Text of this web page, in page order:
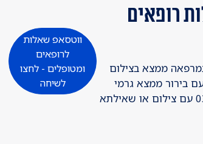
רופאים
ממצא בצילום
בירור ממצא גרמי
בצילום או גוש רקמה רכה? פונים אלינו בווטסאפ - 03-6947635 עם צילום או שאילתא
ווטסאפ שאלות
לרופאים
ומטופלים - לחצו
לשיחה